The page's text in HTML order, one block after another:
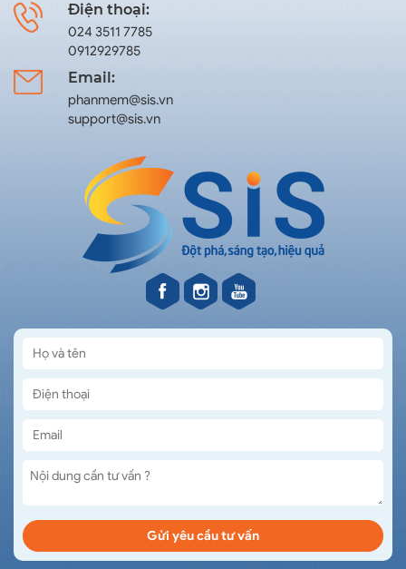
Điện thoại:
024 3511 7785
0912929785
Email:
phanmem@sis.vn
support@sis.vn